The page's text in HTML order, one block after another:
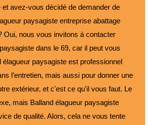
et avez-vous décidé de demander de
paysagiste entreprise abattage
Oui, nous vous invitons à contacter
dans le 69, car il peut vous
élagueur paysagiste est professionnel
l’entretien, mais aussi pour donner une
extérieur, et c'est ce qu'il vous faut. Le
mais Balland élagueur paysagiste
de qualité. Alors, cela ne vous tente